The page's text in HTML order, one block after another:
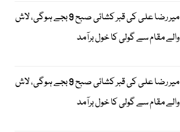
میر رضا علی کی قبر کشائی صبح 9 بجے ہوگی، لاش
والے مقام سے گولی کا خول برآمد
میر رضا علی کی قبر کشائی صبح 9 بجے ہوگی، لاش
والے مقام سے گولی کا خول برآمد